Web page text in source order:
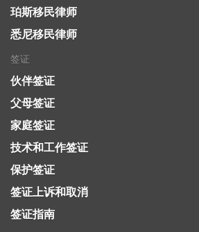
珀斯移民律师
悉尼移民律师
签证
伙伴签证
父母签证
家庭签证
技术和工作签证
保护签证
签证上诉和取消
签证指南